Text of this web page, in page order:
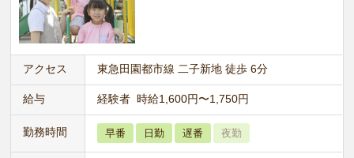
アクセス 東急田園都市線 二子新地 徒歩 6分
給与 経験者 時給1,600円〜1,750円
勤務時間 早番 日勤 遅番 夜勤